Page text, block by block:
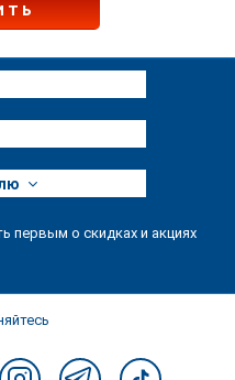
первым о скидках и акциях